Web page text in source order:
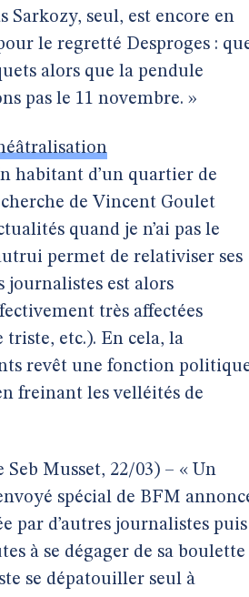
Sarkozy, seul, est encore en
le regretté Desproges :
alors que la pendule
pas le 11 novembre. »
habitant d’un quartier de
de Vincent Goulet
quand je n’ai pas le
permet de relativiser ses
journalistes est alors
très affectées
etc.). En cela, la
revêt une fonction
freinant les velléités de
Seb Musset, 22/03) – « Un
spécial de BFM
par d’autres journalistes puis
à se dégager de sa boulette
se dépatouiller seul à